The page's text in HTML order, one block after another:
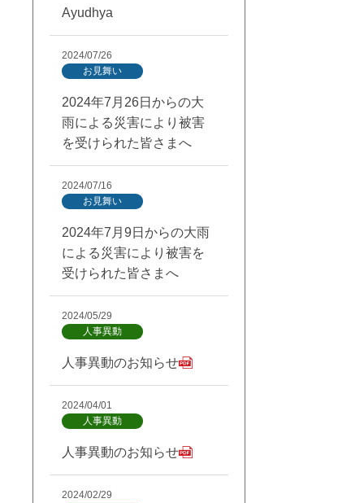
Ayudhya
2024/07/26
お見舞い
2024年7月26日からの大
雨による災害により被害
を受けられた皆さまへ
2024/07/16
お見舞い
2024年7月9日からの大雨
による災害により被害を
受けられた皆さまへ
2024/05/29
人事異動
人事異動のお知らせ
2024/04/01
人事異動
人事異動のお知らせ
2024/02/29